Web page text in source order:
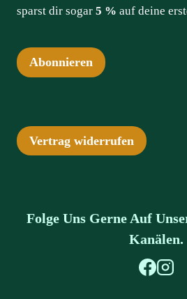
sparst dir sogar 5 % auf deine
Abonnieren
Vertrag widerrufen
Folge Uns Gerne Auf
Kanälen.